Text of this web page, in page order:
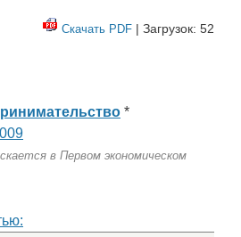
Скачать PDF | Загрузок: 52
*
в Первом экономическом